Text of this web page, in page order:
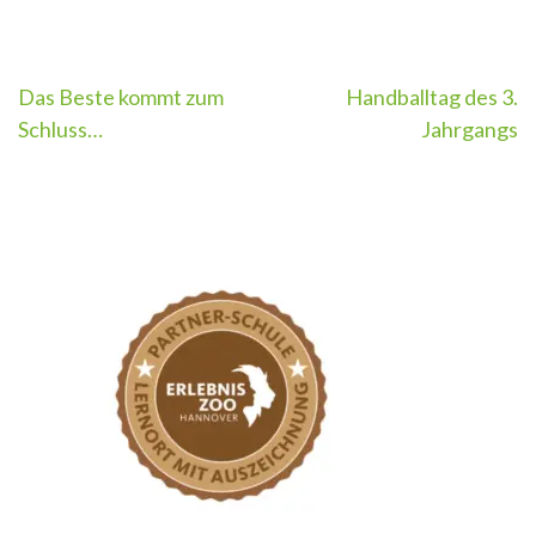
Beitragsnavigation
Das Beste kommt zum
Schluss…
Handballtag des 3.
Jahrgangs